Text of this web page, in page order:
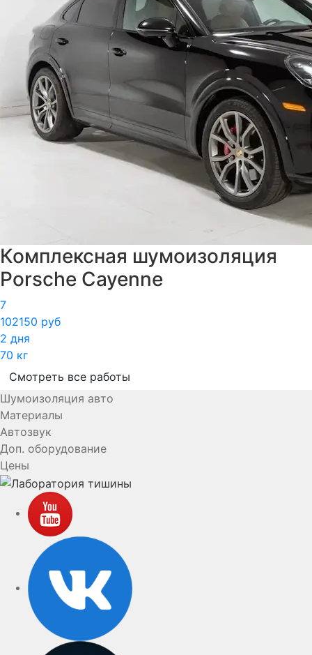
Комплексная шумоизоляция
Porsche Cayenne
7
102150 руб
2 дня
70 кг
Смотреть все работы
Шумоизоляция авто
Материалы
Автозвук
Доп. оборудование
Цены